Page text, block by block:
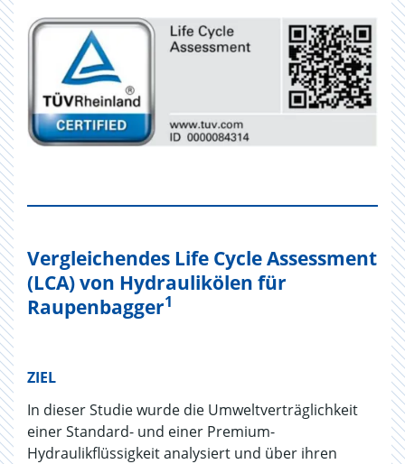
Vergleichendes Life Cycle Assessment
(LCA) von Hydraulikölen für
Raupenbagger1
ZIEL
In dieser Studie wurde die Umweltverträglichkeit
einer Standard- und einer Premium-
Hydraulikflüssigkeit analysiert und über ihren